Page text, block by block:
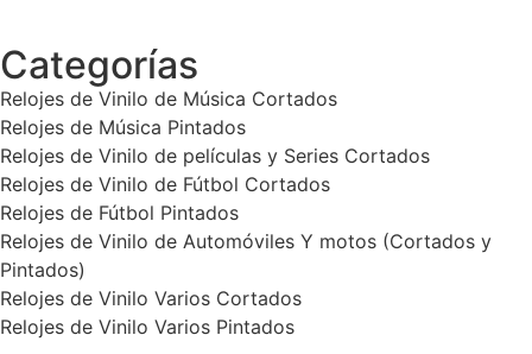
Categorías
Relojes de Vinilo de Música Cortados
Relojes de Música Pintados
Relojes de Vinilo de películas y Series Cortados
Relojes de Vinilo de Fútbol Cortados
Relojes de Fútbol Pintados
Relojes de Vinilo de Automóviles Y motos (Cortados y
Pintados)
Relojes de Vinilo Varios Cortados
Relojes de Vinilo Varios Pintados